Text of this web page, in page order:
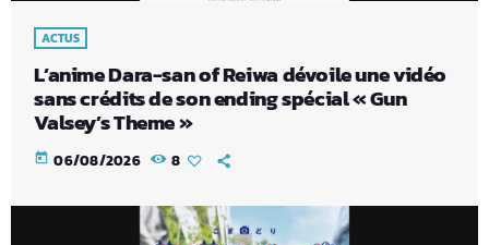
ACTUS
L’anime Dara-san of Reiwa dévoile une vidéo
sans crédits de son ending spécial « Gun
Valsey’s Theme »
today 06/08/2026 8